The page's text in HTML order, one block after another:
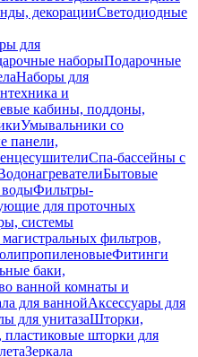
декорацииСветодиодные
для
наборыПодарочные
Наборы для
и
кабины, поддоны,
Умывальники со
панели,
Спа-бассейны с
Бытовые
Фильтры-
для проточных
системы
фильтров,
Фитинги
баки,
ванной комнаты и
для ваннойАксессуары для
для унитазаШторки,
шторки для
Зеркала